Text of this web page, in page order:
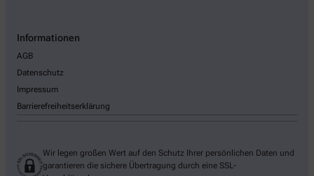
Informationen
AGB
Datenschutz
Impressum
Barrierefreiheitserklärung
Wir legen großen Wert auf den Schutz Ihrer persönlichen Daten und
garantieren die sichere Übertragung durch eine SSL-